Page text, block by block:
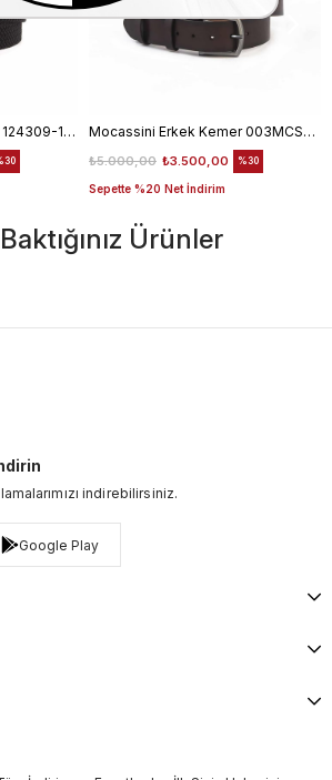
Mocassini Erkek Kemer 124309-100 Mocassini Erkek Kemer 003MCSN B3245
₺3.500,00
₺5.000,00
Sepette %20 Net İndirim
%30
Ürünler
indirebilirsiniz.
Google Play